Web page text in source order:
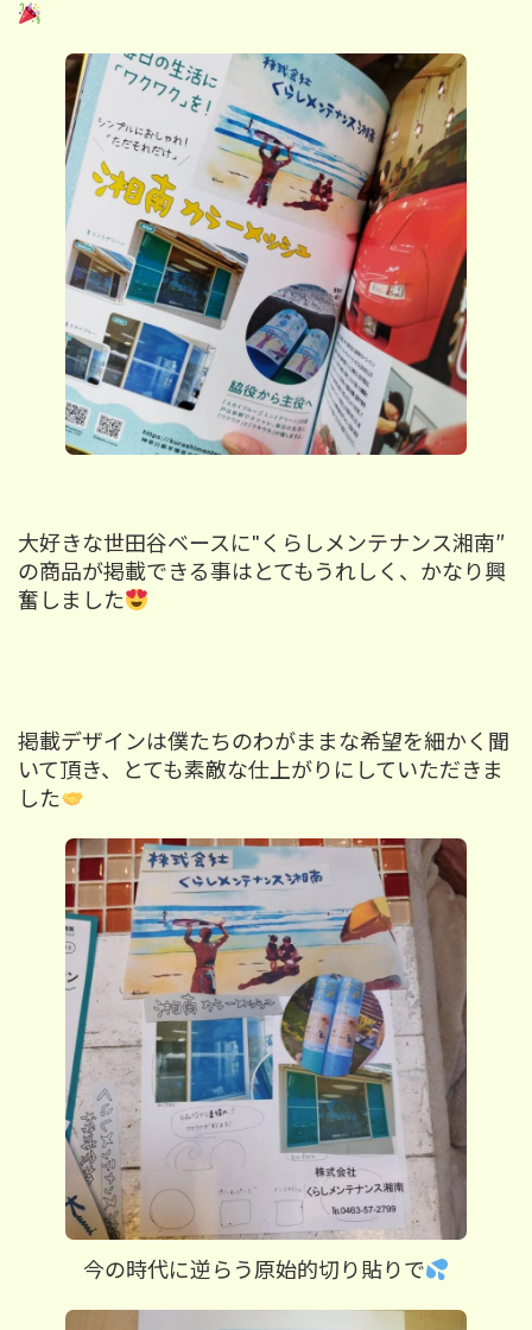
大好きな世田谷ベースに"くらしメンテナンス湘南″
の商品が掲載できる事はとてもうれしく、かなり興
奮しました
掲載デザインは僕たちのわがままな希望を細かく聞
いて頂き、とても素敵な仕上がりにしていただきま
した
今の時代に逆らう原始的切り貼りで